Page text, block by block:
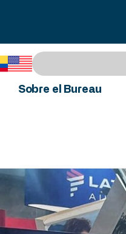
Sobre el Bureau